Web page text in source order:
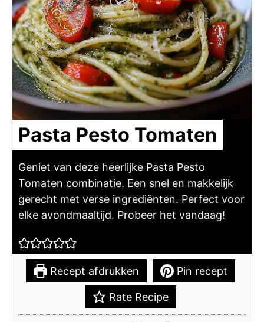
Pasta Pesto Tomaten
Geniet van deze heerlijke Pasta Pesto
Tomaten combinatie. Een snel en makkelijk
gerecht met verse ingrediënten. Perfect voor
elke avondmaaltijd. Probeer het vandaag!
Recept afdrukken Pin recept
Rate Recipe